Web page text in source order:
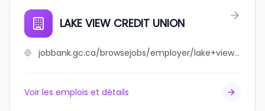
LAKE VIEW CREDIT UNION
jobbank.gc.ca/browsejobs/employer/lake+view+credit+union/ca
Voir les emplois et détails